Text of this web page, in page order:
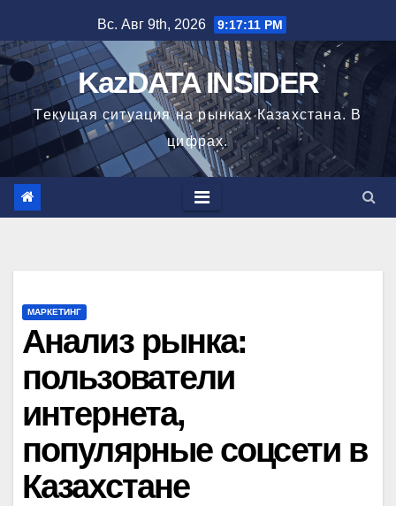
к
содержимому
Вс. Авг 9th, 2026 9:17:13 PM
KazDATA INSIDER
Текущая ситуация на рынках Казахстана. В
цифрах.
МАРКЕТИНГ
Анализ рынка:
пользователи
интернета,
популярные соцсети в
Казахстане